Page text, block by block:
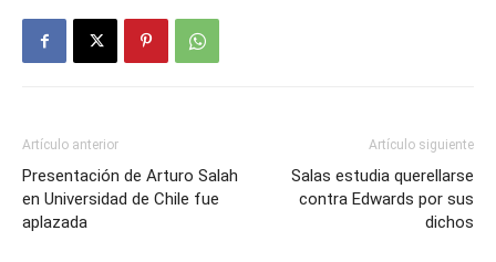
Artículo anterior
Presentación de Arturo Salah
en Universidad de Chile fue
aplazada
Artículo siguiente
Salas estudia querellarse
contra Edwards por sus
dichos